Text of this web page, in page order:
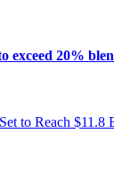
exceed 20%